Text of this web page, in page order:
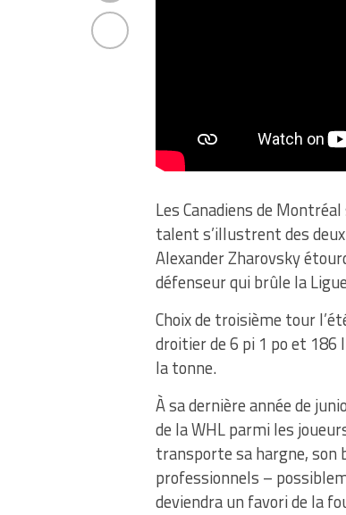
Les Canadiens de
talent s’illustrent des
Alexander Zharovsky
défenseur qui brûle la
Choix de troisième tour
droitier de 6 pi 1 po et
la tonne.
À sa dernière année de
de la WHL parmi les
transporte sa hargne, son
professionnels –
deviendra un favori de la